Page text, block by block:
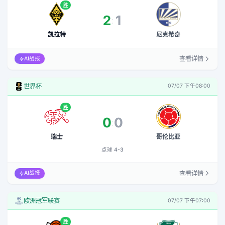
胜
凯拉特
2: 1
尼克希奇
AI战报 查看详情
世界杯 07/07 下午08:00
胜
瑞士
0:0
点球 4-3
哥伦比亚
点球 4-3
AI战报 查看详情
欧洲冠军联赛 07/07 下午07:00
胜